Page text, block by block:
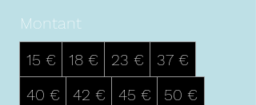
Montant
15 €
18 € 23 €
37 €
40 €
42 € 45 €
50 €